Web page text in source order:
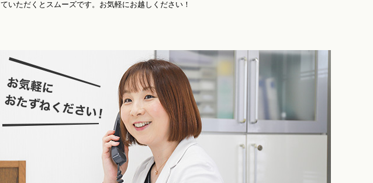
ていただくとスムーズです。お気軽にお越しください！